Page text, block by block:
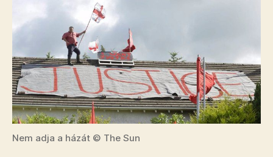
Nem adja a házát © The Sun